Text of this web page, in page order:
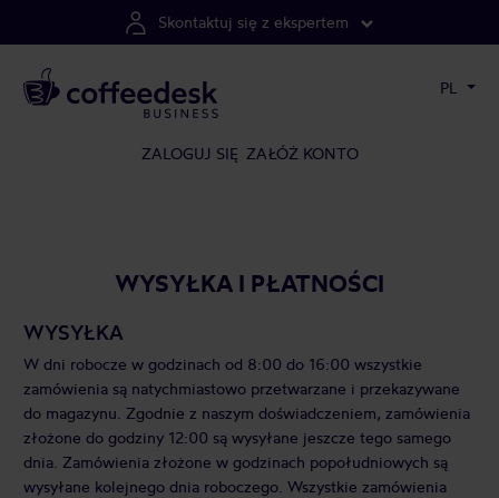
Skontaktuj się z ekspertem
ZALOGUJ SIĘ ZAŁÓŻ KONTO
PL
WYSYŁKA I PŁATNOŚCI
WYSYŁKA
W dni robocze w godzinach od 8:00 do 16:00 wszystkie
zamówienia są natychmiastowo przetwarzane i przekazywane
do magazynu. Zgodnie z naszym doświadczeniem, zamówienia
złożone do godziny 12:00 są wysyłane jeszcze tego samego
dnia. Zamówienia złożone w godzinach popołudniowych są
wysyłane kolejnego dnia roboczego. Wszystkie zamówienia